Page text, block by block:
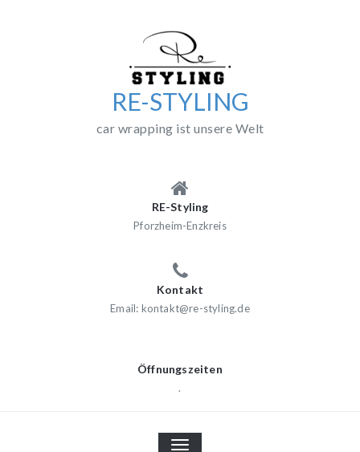
RE-STYLING
car wrapping ist unsere Welt
RE-Styling
Pforzheim-Enzkreis
Kontakt
Email: kontakt@re-styling.de
Öffnungszeiten
.
TOGGLE